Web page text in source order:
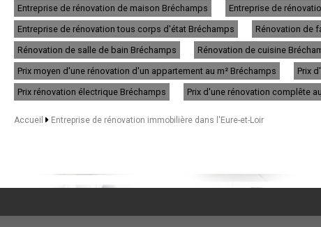
- Entreprise de
- Entreprise de
- Entreprise de
- Entreprise de
- Entreprise de
- Entreprise de
- Entreprise de
- Entreprise de
- Entreprise de
Entreprise de rénovation de maison Bréchamps Entreprise de
Entreprise de rénovation tous corps d'état Bréchamps
Rénovation de
Rénovation de salle de bain Bréchamps
Rénovation de cuisine
Prix moyen d'une rénovation d'un appartement au m² Bréchamps
Prix
Prix rénovation électrique Bréchamps
Prix d'une rénovation complête
Accueil Entreprise de rénovation immobilière dans l'Eure-et-Loir